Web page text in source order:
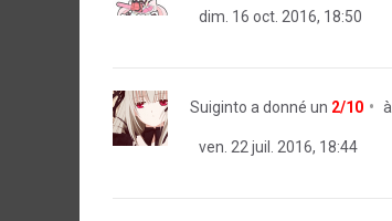
dim. 16 oct. 2016, 18:50
Suiginto a donné un 2/10 à
ven. 22 juil. 2016, 18:44